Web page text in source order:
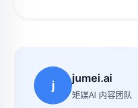
j
jumei.ai
矩媒AI 内容团队